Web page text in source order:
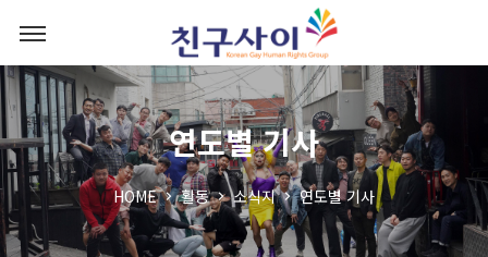
연도별 기사
HOME 활동 소식지 연도별 기사